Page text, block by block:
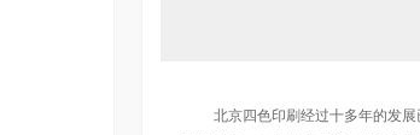
北京四色印刷经过十多年的发展